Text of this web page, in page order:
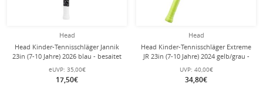
Head
Head Kinder-Tennisschläger Jannik
23in (7-10 Jahre) 2026 blau - besaitet
-
eUVP: 35,00€
17,50€
Head
Head Kinder-Tennisschläger Extreme
JR 23in (7-10 Jahre) 2024 gelb/grau -
besaitet -
UVP: 40,00€
34,80€